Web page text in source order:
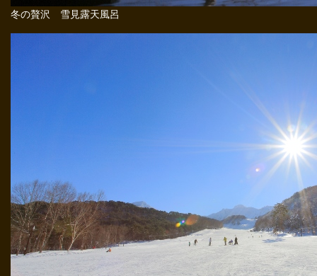
冬の贅沢 雪見露天風呂